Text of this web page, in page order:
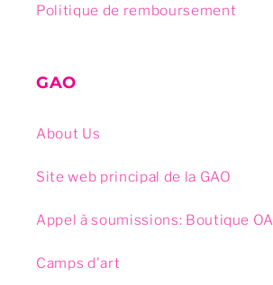
Politique de remboursement
GAO
About Us
Site web principal de la GAO
Appel à soumissions: Boutique
Camps d'art